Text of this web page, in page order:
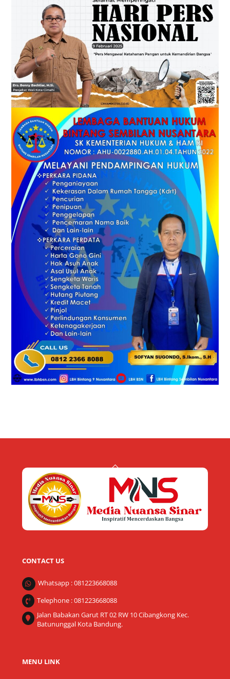
Back
Top
CONTACT US
Whatsapp : 081223668088
Telephone : 081223668088
Jalan Babakan Garut RT 02 RW 10 Cibangkong Kec.
Batununggal Kota Bandung.
MENU LINK